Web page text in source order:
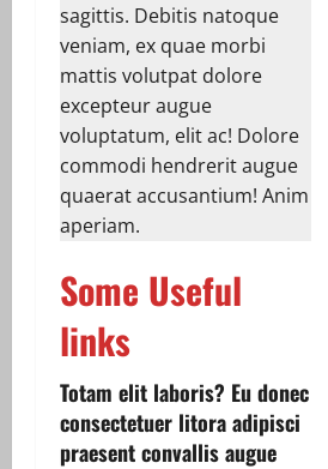
sagittis. Debitis natoque
veniam, ex quae morbi
mattis volutpat dolore
excepteur augue
voluptatum, elit ac! Dolore
commodi hendrerit augue
quaerat accusantium! Anim
aperiam.
Some Useful
links
Totam elit laboris? Eu donec
consectetuer litora adipisci
praesent convallis augue